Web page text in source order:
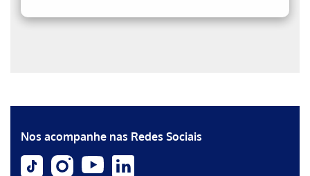
Nos acompanhe nas Redes Sociais